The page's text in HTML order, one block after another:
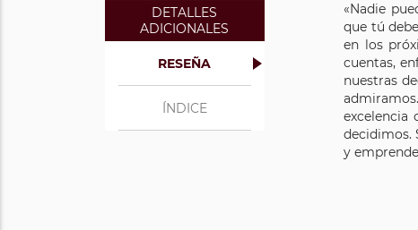
DETALLES
ADICIONALES
RESEÑA
ÍNDICE
«Nadie
que tú
en los
cuentas,
nuestras
excelencia
decidimos.
y